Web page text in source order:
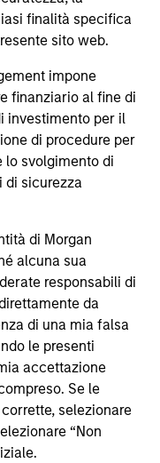
finalità specifica
sito web.
impone
finanziario al fine di
investimento per il
di procedure per
lo svolgimento di
di sicurezza
di Morgan
alcuna sua
responsabili di
da
di una mia falsa
le presenti
accettazione
Se le
selezionare
“Non
in companies
of consistent
with equities
Plus
cap growth
in companies
consistent
with equities